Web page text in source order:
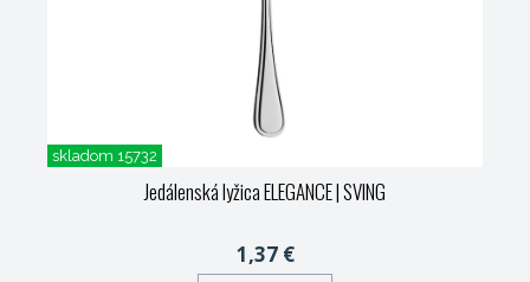
skladom 15732
Jedálenská lyžica ELEGANCE| SVING
1,37 €